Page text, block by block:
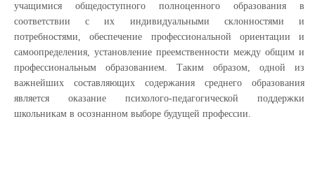
учащимися общедоступного полноценного образования в
соответствии с их индивидуальными склонностями и
потребностями, обеспечение профессиональной ориентации и
самоопределения, установление преемственности между общим и
профессиональным образованием. Таким образом, одной из
важнейших составляющих содержания среднего образования
является оказание психолого-педагогической поддержки
школьникам в осознанном выборе будущей профессии.